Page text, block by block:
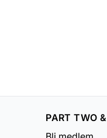
PART TWO